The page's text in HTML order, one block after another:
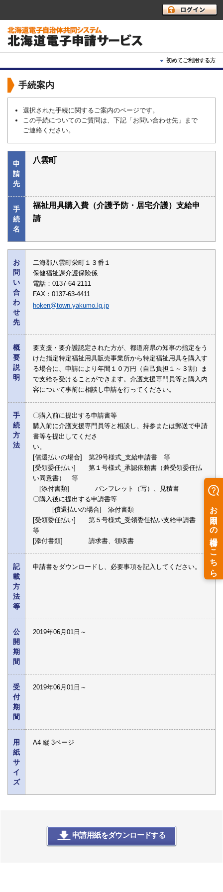
初めてご利用する方
初めて利用する方へ
利用上の注意
よくあるご質問
手続案内
選択された手続に関するご案内のページです。
この手続についてのご質問は、下記「お問い合わせ先」まで
ご連絡ください。
申
請
先
八雲町
手
続
名
福祉用具購入費（介護予防・居宅介護）支給申
請
お
問
い
合
わ
せ
先
二海郡八雲町栄町１３番１
保健福祉課介護保険係
電話：0137-64-2111
FAX：0137-63-4411
hoken@town.yakumo.lg.jp
概
要
説
明
要支援・要介護認定された方が、都道府県の知事の指定をう
けた指定特定福祉用具販売事業所から特定福祉用具を購入す
る場合に、申請により年間１０万円（自己負担１～３割）ま
で支給を受けることができます。介護支援専門員等と購入内
容について事前に相談し申請を行ってください。
手
続
方
法
〇購入前に提出する申請書等
購入前に介護支援専門員等と相談し、持参または郵送で申請
書等を提出してくださ
い。
[償還払いの場合] 第29号様式_支給申請書 等
[受領委任払い] 第１号様式_承認依頼書（兼受領委任払
い同意書） 等
[添付書類] パンフレット（写）、見積書
〇購入後に提出する申請書等
[償還払いの場合] 添付書類
[受領委任払い] 第５号様式_受領委任払い支給申請書
等
[添付書類] 請求書、領収書
記
載
方
法
等
申請書をダウンロードし、必要事項を記入してください。
公
開
期
間
2019年06月01日～
受
付
期
間
2019年06月01日～
用
紙
サ
イ
ズ
A4 縦 3ページ
申請用紙をダウンロードする